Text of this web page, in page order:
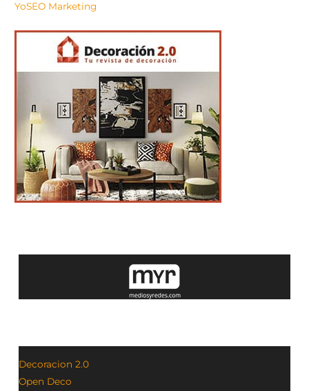
YoSEO Marketing
Decoracion 2.0
Open Deco